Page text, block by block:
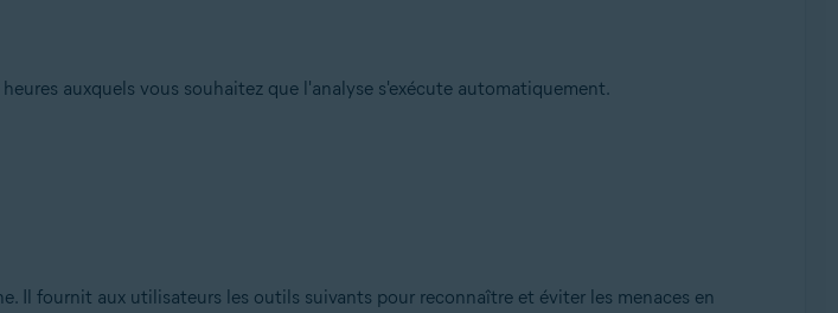
auxquels vous souhaitez que l'analyse s'exécute automatiquement.
Il fournit aux utilisateurs les outils suivants pour reconnaître et éviter les menaces en